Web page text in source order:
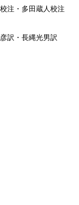
注・多田蔵人校注
訳・長縄光男訳